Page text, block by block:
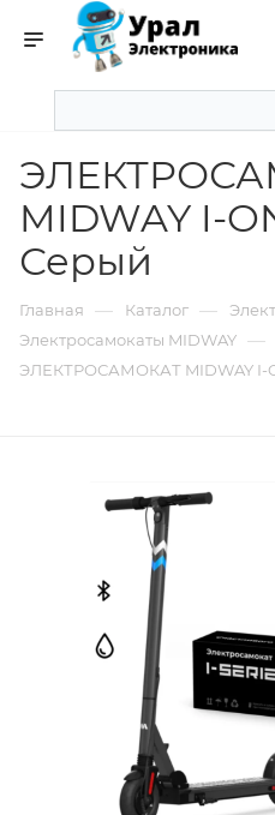
MIDWAY I-
Серый
Главная — Каталог —
Электросамокаты MIDWAY —
ЭЛЕКТРОСАМОКАТ MIDWAY I-